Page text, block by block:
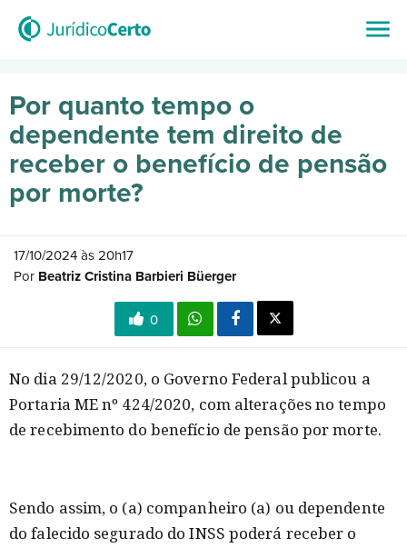
Por quanto tempo o
dependente tem direito de
receber o benefício de pensão
por morte?
17/10/2024 às 20h17
Por Beatriz Cristina Barbieri Büerger
0
No dia 29/12/2020, o Governo Federal publicou a
Portaria ME nº 424/2020, com alterações no tempo
de recebimento do benefício de pensão por morte.
Sendo assim, o (a) companheiro (a) ou dependente
do falecido segurado do INSS poderá receber o